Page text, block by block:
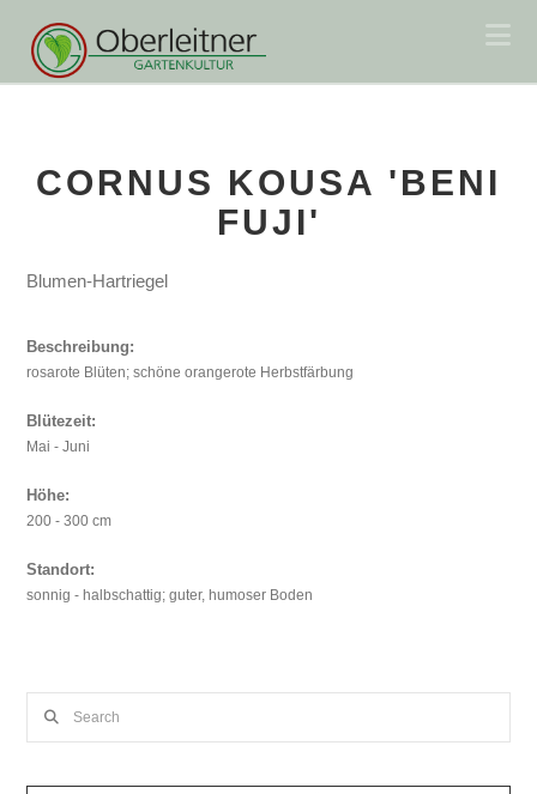
CORNUS KOUSA 'BENI
FUJI'
Blumen-Hartriegel
Beschreibung:
rosarote Blüten; schöne orangerote Herbstfärbung
Blütezeit:
Mai - Juni
Höhe:
200 - 300 cm
Standort:
sonnig - halbschattig; guter, humoser Boden